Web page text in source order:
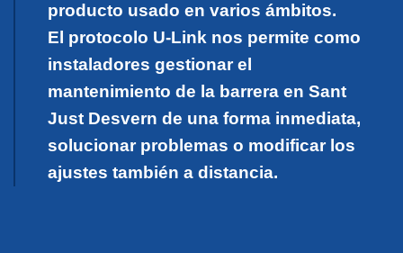
producto usado en varios ámbitos.
El protocolo U-Link nos permite como
instaladores gestionar el
mantenimiento de la barrera en Sant
Just Desvern de una forma inmediata,
solucionar problemas o modificar los
ajustes también a distancia.